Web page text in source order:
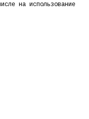
на использование